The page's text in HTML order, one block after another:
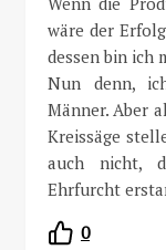
wäre der
dessen bin ich
Nun denn,
Männer. Aber
Kreissäge
auch nicht,
Ehrfurcht
0